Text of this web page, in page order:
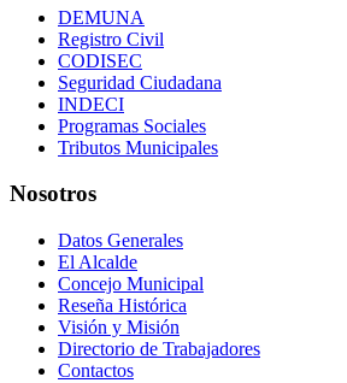
DEMUNA
Registro Civil
CODISEC
Seguridad Ciudadana
INDECI
Programas Sociales
Tributos Municipales
Nosotros
Datos Generales
El Alcalde
Concejo Municipal
Reseña Histórica
Visión y Misión
Directorio de Trabajadores
Contactos